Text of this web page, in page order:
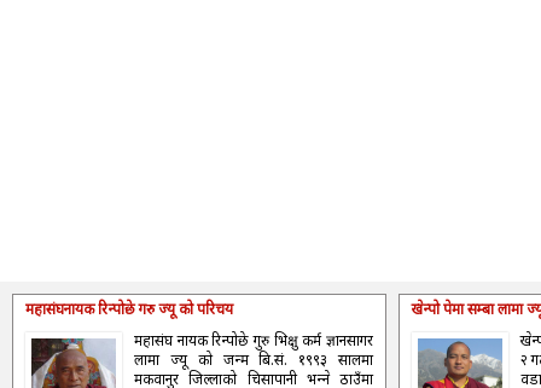
महासंघनायक रिन्पोछे गरु ज्यू को परिचय
महासंघ नायक रिन्पोछे गुरु भिक्षु कर्म ज्ञानसागर
लामा ज्यू को जन्म बि.सं. १९९३ सालमा
मकवानुर जिल्लाको चिसापानी भन्‍ने ठाउँमा
खेन्पो पेमा सम्बा लामा
२